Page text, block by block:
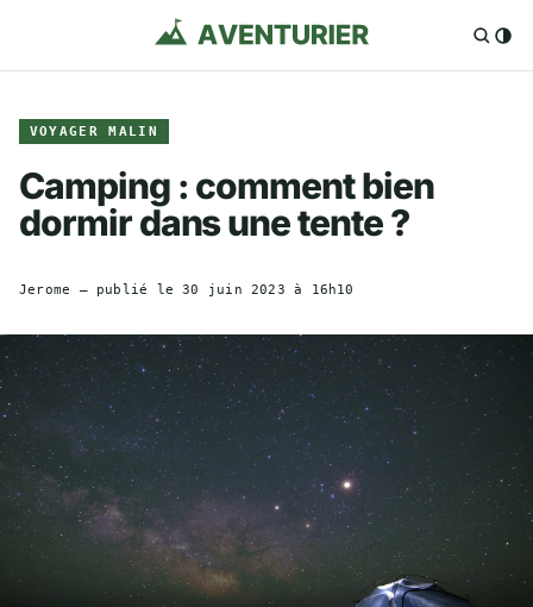
VOYAGER MALIN
Camping : comment bien
dormir dans une tente ?
Jerome — publié le30 juin 2023 à 16h10